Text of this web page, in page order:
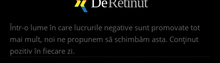
Într-o lume în care lucrurile negative sunt promovate tot
mai mult, noi ne propunem să schimbăm asta. Conţinut
pozitiv în fiecare zi.